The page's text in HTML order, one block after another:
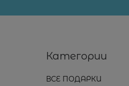
Категории
ВСЕ ПОДАРКИ